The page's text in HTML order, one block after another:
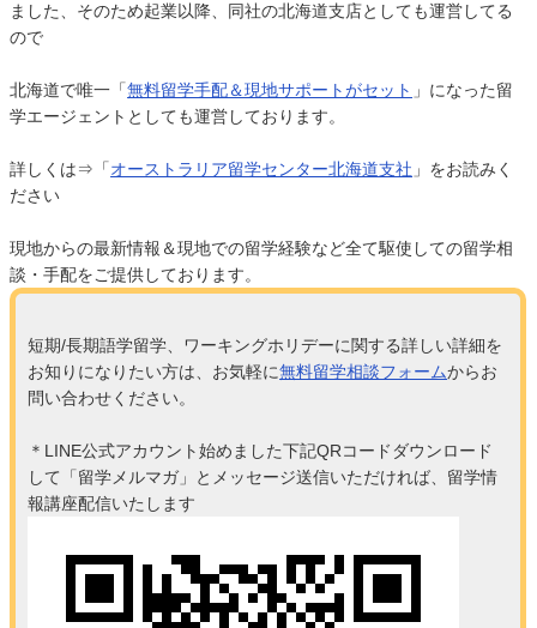
ました、そのため起業以降、同社の北海道支店としても運営してる
ので
北海道で唯一「無料留学手配＆現地サポートがセット 」になった留
学エージェントとしても運営しております。
詳しくは⇒「オーストラリア留学センター北海道支社 」をお読みく
ださい
現地からの最新情報＆現地での留学経験など全て駆使しての留学相
談・手配をご提供しております。
短期/長期語学留学、ワーキングホリデーに関する詳しい詳細を
お知りになりたい方は、お気軽に無料留学相談フォームからお
問い合わせください。
＊LINE公式アカウント始めました下記QRコードダウンロード
して「留学メルマガ」とメッセージ送信いただければ、留学情
報講座配信いたします